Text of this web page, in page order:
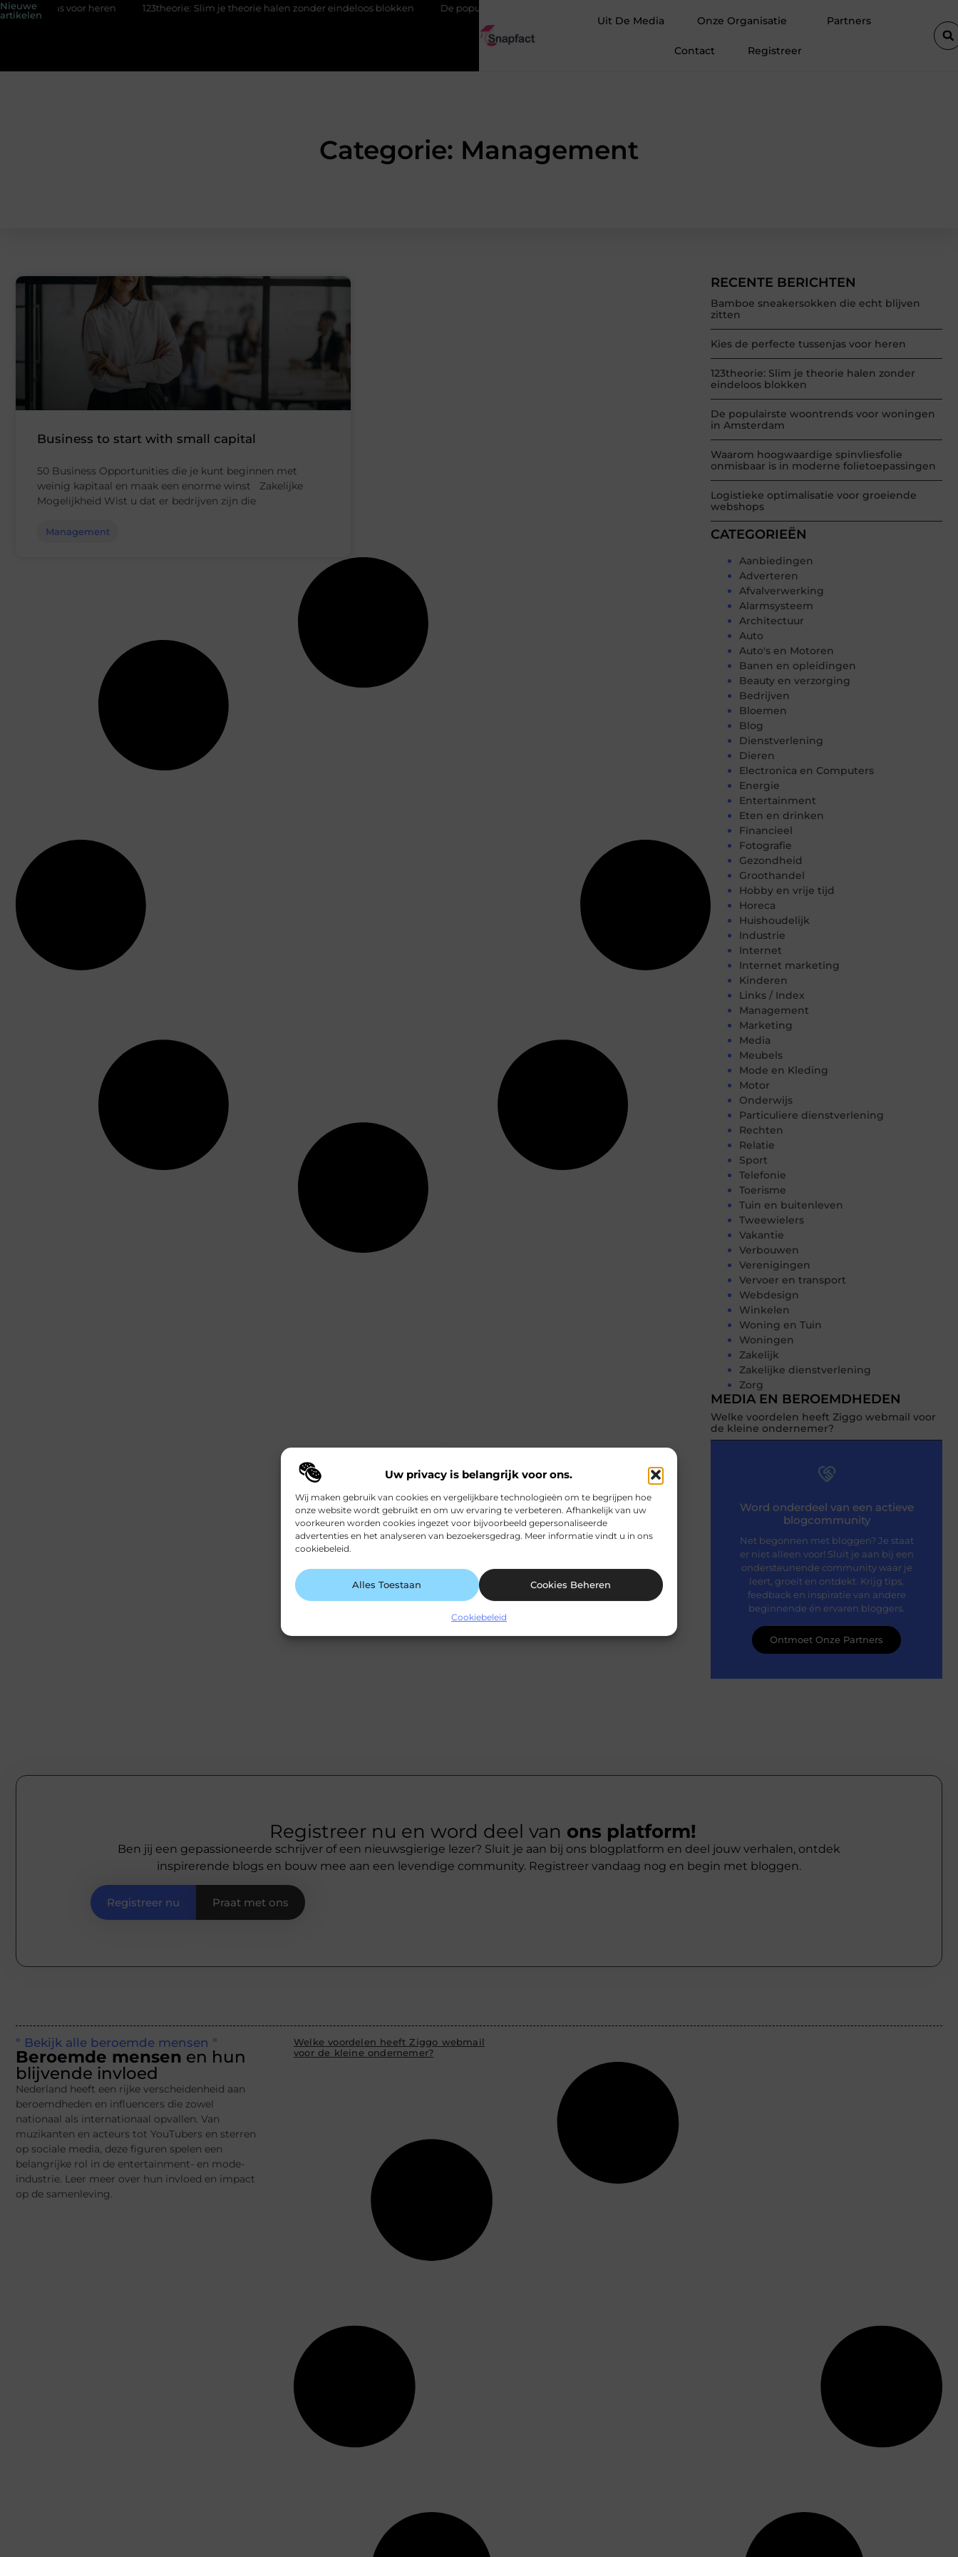
Uw privacy is belangrijk voor ons.
Wij maken gebruik van cookies en vergelijkbare technologieën om te begrijpen hoe
onze website wordt gebruikt en om uw ervaring te verbeteren. Afhankelijk van uw
voorkeuren worden cookies ingezet voor bijvoorbeeld gepersonaliseerde
advertenties en het analyseren van bezoekersgedrag. Meer informatie vindt u in ons
cookiebeleid.
Alles Toestaan Cookies Beheren
Cookiebeleid
Nieuwe
artikelen
voor heren 123theorie: Slim je theorie halen zonder eindeloos blokken De populairste woontrends voor woningen in Amsterdam
Uit De Media Onze Organisatie Partners
Contact Registreer
Categorie: Management
RECENTE BERICHTEN
Bamboe sneakersokken die echt blijven
zitten
Kies de perfecte tussenjas voor heren
123theorie: Slim je theorie halen zonder
eindeloos blokken
De populairste woontrends voor woningen
in Amsterdam
Waarom hoogwaardige spinvliesfolie
onmisbaar is in moderne folietoepassingen
Logistieke optimalisatie voor groeiende
webshops
CATEGORIEËN
Aanbiedingen
Adverteren
Afvalverwerking
Alarmsysteem
Architectuur
Auto
Auto's en Motoren
Banen en opleidingen
Beauty en verzorging
Bedrijven
Bloemen
Blog
Dienstverlening
Dieren
Electronica en Computers
Energie
Entertainment
Eten en drinken
Financieel
Fotografie
Gezondheid
Groothandel
Hobby en vrije tijd
Horeca
Huishoudelijk
Industrie
Internet
Internet marketing
Kinderen
Links / Index
Management
Marketing
Media
Meubels
Mode en Kleding
Motor
Onderwijs
Particuliere dienstverlening
Rechten
Relatie
Sport
Telefonie
Toerisme
Tuin en buitenleven
Tweewielers
Vakantie
Verbouwen
Verenigingen
Vervoer en transport
Webdesign
Winkelen
Woning en Tuin
Woningen
Zakelijk
Zakelijke dienstverlening
Zorg
MEDIA EN BEROEMDHEDEN
Welke voordelen heeft Ziggo webmail voor
de kleine ondernemer?
Word onderdeel van een actieve
blogcommunity
Net begonnen met bloggen? Je staat
er niet alleen voor! Sluit je aan bij een
ondersteunende community waar je
leert, groeit en ontdekt. Krijg tips,
feedback en inspiratie van andere
beginnende én ervaren bloggers.
Ontmoet Onze Partners
Business to start with small capital
50 Business Opportunities die je kunt beginnen met
weinig kapitaal en maak een enorme winst Zakelijke
Mogelijkheid Wist u dat er bedrijven zijn die
Management
Registreer nu en word deel van ons platform!
Ben jij een gepassioneerde schrijver of een nieuwsgierige lezer? Sluit je aan bij ons blogplatform en deel jouw verhalen, ontdek
inspirerende blogs en bouw mee aan een levendige community. Registreer vandaag nog en begin met bloggen.
Registreer nu Praat met ons
" Bekijk alle beroemde mensen "
Beroemde mensen en hun
blijvende invloed
Nederland heeft een rijke verscheidenheid aan
beroemdheden en influencers die zowel
nationaal als internationaal opvallen. Van
muzikanten en acteurs tot YouTubers en sterren
op sociale media, deze figuren spelen een
belangrijke rol in de entertainment- en mode-
industrie. Leer meer over hun invloed en impact
op de samenleving.
Welke voordelen heeft Ziggo webmail
voor de kleine ondernemer?